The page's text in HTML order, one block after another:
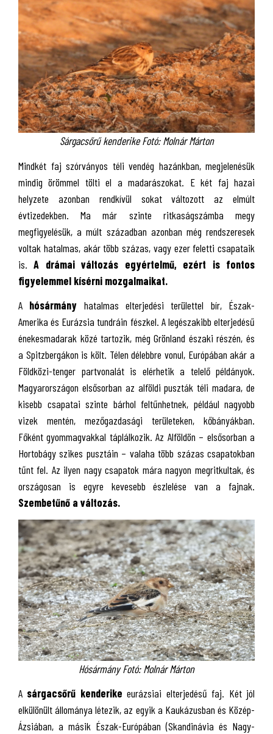
Sárgacsőrű kenderike Fotó: Molnár Márton
Mindkét faj szórványos téli vendég hazánkban, megjelenésük
mindig örömmel tölti el a madarászokat. E két faj hazai
helyzete azonban rendkívül sokat változott az elmúlt
évtizedekben. Ma már szinte ritkaságszámba megy
megfigyelésük, a múlt században azonban még rendszeresek
voltak hatalmas, akár több százas, vagy ezer feletti csapataik
is.A drámai változás egyértelmű, ezért is fontos
figyelemmel kísérni mozgalmaikat.
A hósármány hatalmas elterjedési területtel bír, Észak-
Amerika és Eurázsia tundráin fészkel. A legészakibb elterjedésű
énekesmadarak közé tartozik, még Grönland északi részén, és
a Spitzbergákon is költ. Télen délebbre vonul, Európában akár a
Földközi-tenger partvonalát is elérhetik a telelő példányok.
Magyarországon elsősorban az alföldi puszták téli madara, de
kisebb csapatai szinte bárhol feltűnhetnek, például nagyobb
vizek mentén, mezőgazdasági területeken, kőbányákban.
Főként gyommagvakkal táplálkozik. Az Alföldön – elsősorban a
Hortobágy szikes pusztáin – valaha több százas csapatokban
tűnt fel. Az ilyen nagy csapatok mára nagyon megritkultak, és
országosan is egyre kevesebb észlelése van a fajnak.
Szembetűnő a változás.
Hósármány Fotó: Molnár Márton
A sárgacsőrű kenderike eurázsiai elterjedésű faj. Két jól
elkülönült állománya létezik, az egyik a Kaukázusban és Közép-
Ázsiában, a másik Észak-Európában (Skandinávia és Nagy-